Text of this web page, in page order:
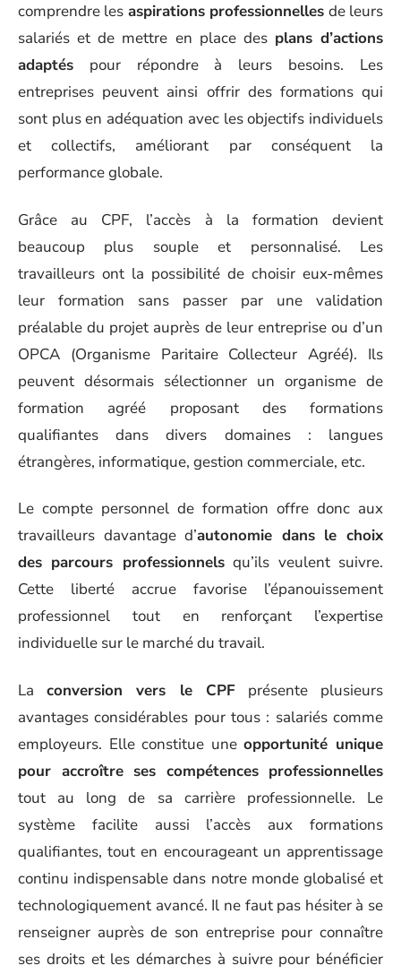
comprendre les aspirations professionnelles de leurs
salariés et de mettre en place des plans d’actions
adaptés pour répondre à leurs besoins. Les
entreprises peuvent ainsi offrir des formations qui
sont plus en adéquation avec les objectifs individuels
et collectifs, améliorant par conséquent la
performance globale.
Grâce au CPF, l’accès à la formation devient
beaucoup plus souple et personnalisé. Les
travailleurs ont la possibilité de choisir eux-mêmes
leur formation sans passer par une validation
préalable du projet auprès de leur entreprise ou d’un
OPCA (Organisme Paritaire Collecteur Agréé). Ils
peuvent désormais sélectionner un organisme de
formation agréé proposant des formations
qualifiantes dans divers domaines : langues
étrangères, informatique, gestion commerciale, etc.
Le compte personnel de formation offre donc aux
travailleurs davantage d’autonomie dans le choix
des parcours professionnelsqu’ils veulent suivre.
Cette liberté accrue favorise l’épanouissement
professionnel tout en renforçant l’expertise
individuelle sur le marché du travail.
Laconversion vers le CPFprésente plusieurs
avantages considérables pour tous : salariés comme
employeurs. Elle constitue uneopportunité unique
pour accroître ses compétences professionnelles
tout au long de sa carrière professionnelle. Le
système facilite aussi l’accès aux formations
qualifiantes, tout en encourageant un apprentissage
continu indispensable dans notre monde globalisé et
technologiquement avancé. Il ne faut pas hésiter à se
renseigner auprès de son entreprise pour connaître
ses droits et les démarches à suivre pour bénéficier